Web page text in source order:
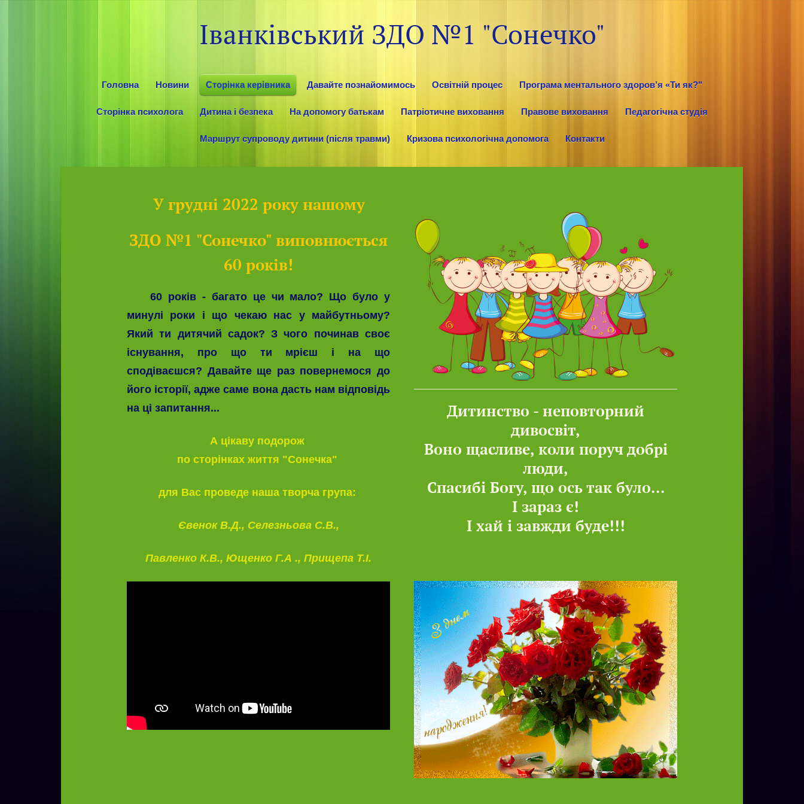
Іванківський ЗДО №1 "Сонечко"
Головна Новини Сторінка керівника Давайте познайомимось Освітній процес Програма ментального здоров’я «Ти як?"
Сторінка психолога Дитина і безпека На допомогу батькам Патріотичне виховання Правове виховання Педагогічна студія
Маршрут супроводу дитини (після травми) Кризова психологічна допомога Контакти
У грудні 2022 року нашому
ЗДО №1 "Сонечко" виповнюється
60 років!
60 років - багато це чи мало? Що було у
минулі роки і що чекаю нас у майбутньому?
Який ти дитячий садок? З чого починав своє
існування, про що ти мрієш і на що
сподіваєшся? Давайте ще раз повернемося до
його історії, адже саме вона дасть нам відповідь
на ці запитання...
А цікаву подорож
по сторінках життя "Сонечка"
для Вас проведе наша творча група:
Євенок В.Д., Селезньова С.В.,
Павленко К.В., Ющенко Г.А ., Прищепа Т.І.
Дитинство - неповторний
дивосвіт,
Воно щасливе, коли поруч добрі
люди,
Спасибі Богу, що ось так було...
І зараз є!
І хай і завжди буде!!!